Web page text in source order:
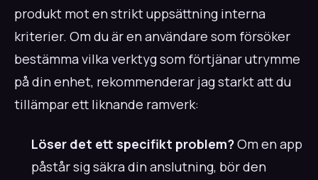
produkt mot en strikt uppsättning interna
kriterier. Om du är en användare som försöker
bestämma vilka verktyg som förtjänar utrymme
på din enhet, rekommenderar jag starkt att du
tillämpar ett liknande ramverk:
Löser det ett specifikt problem?Om en app
påstår sig säkra din anslutning, bör den